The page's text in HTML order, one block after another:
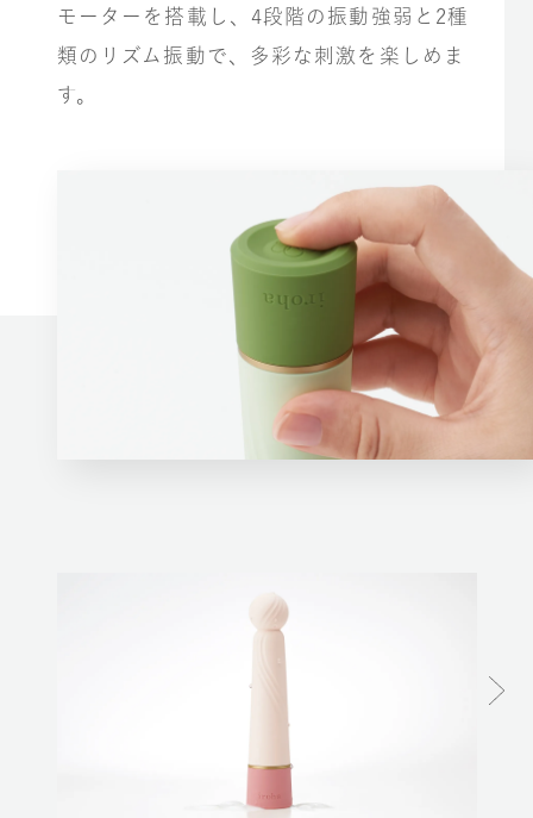
モーターを搭載し、4段階の振動強弱と2種
類のリズム振動で、多彩な刺激を楽しめま
す。